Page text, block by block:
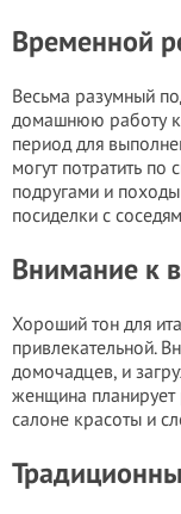
Временной
Весьма разумный
домашнюю работу
период для
могут потратить по
подругами и
посиделки с
Внимание к
Хороший тон для
привлекательной.
домочадцев, и
женщина планирует
салоне красоты и